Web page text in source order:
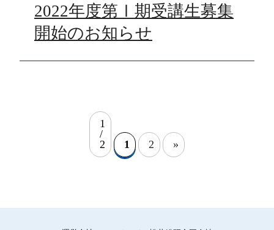
2022年度第Ⅰ期受講生募集
開始のお知らせ
1
/
2
1 2 »